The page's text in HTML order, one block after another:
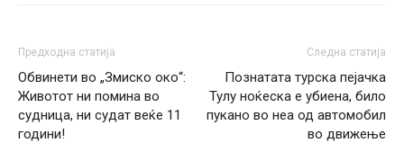
Предходна статија
Обвинети во „Змиско око“:
Животот ни помина во
судница, ни судат веќе 11
години!
Следна статија
Познатата турска пејачка
Тулу ноќеска е убиена, било
пукано во неа од автомобил
во движење